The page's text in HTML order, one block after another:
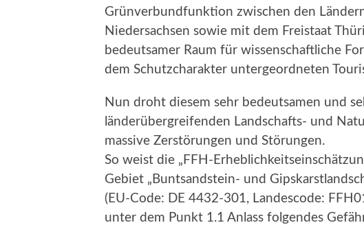
Grünverbundfunktion zwischen den
Niedersachsen sowie mit dem Freistaat
bedeutsamer Raum für wissenschaftliche
dem Schutzcharakter untergeordneten
Nun droht diesem sehr bedeutsamen und
länderübergreifenden Landschafts- und
massive Zerstörungen und Störungen.
So weist die „FFH-
Gebiet „Buntsandstein- und
(EU-Code: DE 4432-301, Landescode:
unter dem Punkt 1.1 Anlass folgendes